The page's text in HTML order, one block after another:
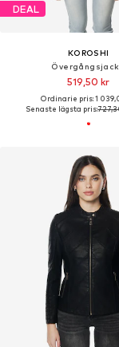
DEAL
KOROSHI
519,50 kr
Ordinarie pris: 1
Senaste lägsta pris: